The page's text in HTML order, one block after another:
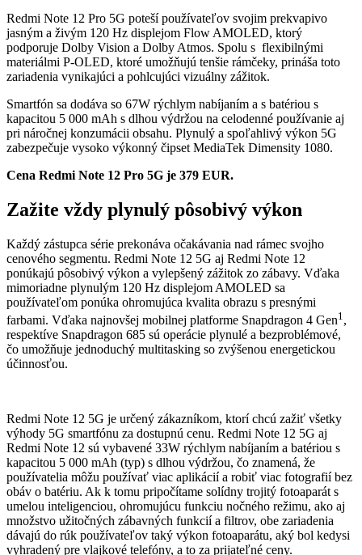
Redmi Note 12 Pro 5G poteší používateľov svojim prekvapivo
jasným a živým 120 Hz displejom Flow AMOLED, ktorý
podporuje Dolby Vision a Dolby Atmos. Spolu s flexibilnými
materiálmi P-OLED, ktoré umožňujú tenšie rámčeky, prináša toto
zariadenia vynikajúci a pohlcujúci vizuálny zážitok.
Smartfón sa dodáva so 67W rýchlym nabíjaním a s batériou s
kapacitou 5 000 mAh s dlhou výdržou na celodenné používanie aj
pri náročnej konzumácii obsahu. Plynulý a spoľahlivý výkon 5G
zabezpečuje vysoko výkonný čipset MediaTek Dimensity 1080.
Cena Redmi Note 12 Pro 5G je 379 EUR.
Zažite vždy plynulý pôsobivý výkon
Každý zástupca série prekonáva očakávania nad rámec svojho
cenového segmentu. Redmi Note 12 5G aj Redmi Note 12
ponúkajú pôsobivý výkon a vylepšený zážitok zo zábavy. Vďaka
mimoriadne plynulým 120 Hz displejom AMOLED sa
používateľom ponúka ohromujúca kvalita obrazu s presnými
farbami. Vďaka najnovšej mobilnej platforme Snapdragon 4 Gen1 ,
respektíve Snapdragon 685 sú operácie plynulé a bezproblémové,
čo umožňuje jednoduchý multitasking so zvýšenou energetickou
účinnosťou.
Redmi Note 12 5G je určený zákazníkom, ktorí chcú zažiť všetky
výhody 5G smartfónu za dostupnú cenu. Redmi Note 12 5G aj
Redmi Note 12 sú vybavené 33W rýchlym nabíjaním a batériou s
kapacitou 5 000 mAh (typ) s dlhou výdržou, čo znamená, že
používatelia môžu používať viac aplikácií a robiť viac fotografií bez
obáv o batériu. Ak k tomu pripočítame solídny trojitý fotoaparát s
umelou inteligenciou, ohromujúcu funkciu nočného režimu, ako aj
množstvo užitočných zábavných funkcií a filtrov, obe zariadenia
dávajú do rúk používateľov taký výkon fotoaparátu, aký bol kedysi
vyhradený pre vlajkové telefóny, a to za prijateľné ceny.